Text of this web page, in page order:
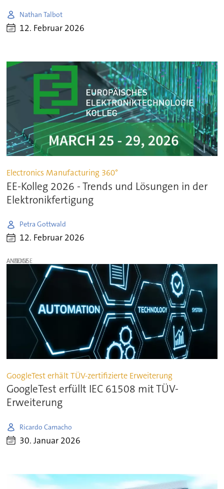
Nathan Talbot
12. Februar 2026
Electronics Manufacturing 360°
EE-Kolleg 2026 - Trends und Lösungen in der
Elektronikfertigung
Petra Gottwald
12. Februar 2026
ANZEIGE
GoogleTest erhält TÜV-zertifizierte Erweiterung
GoogleTest erfüllt IEC 61508 mit TÜV-
Erweiterung
Ricardo Camacho
30. Januar 2026